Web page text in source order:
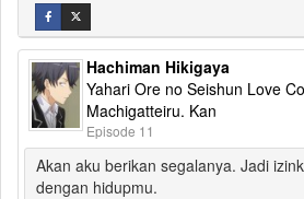
Hachiman Hikigaya
Yahari Ore no Seishun Love
Machigatteiru. Kan
Episode 11
Akan aku berikan segalanya. Jadi
dengan hidupmu.